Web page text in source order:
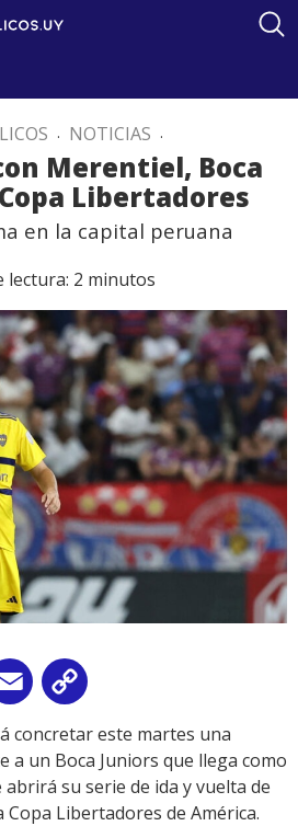
. NOTICIAS .
Merentiel, Boca
Libertadores
en la capital peruana
lectura: 2 minutos
Email
Link
concretar este martes una
a un Boca Juniors que llega como
su serie de ida y vuelta de
Libertadores de América.